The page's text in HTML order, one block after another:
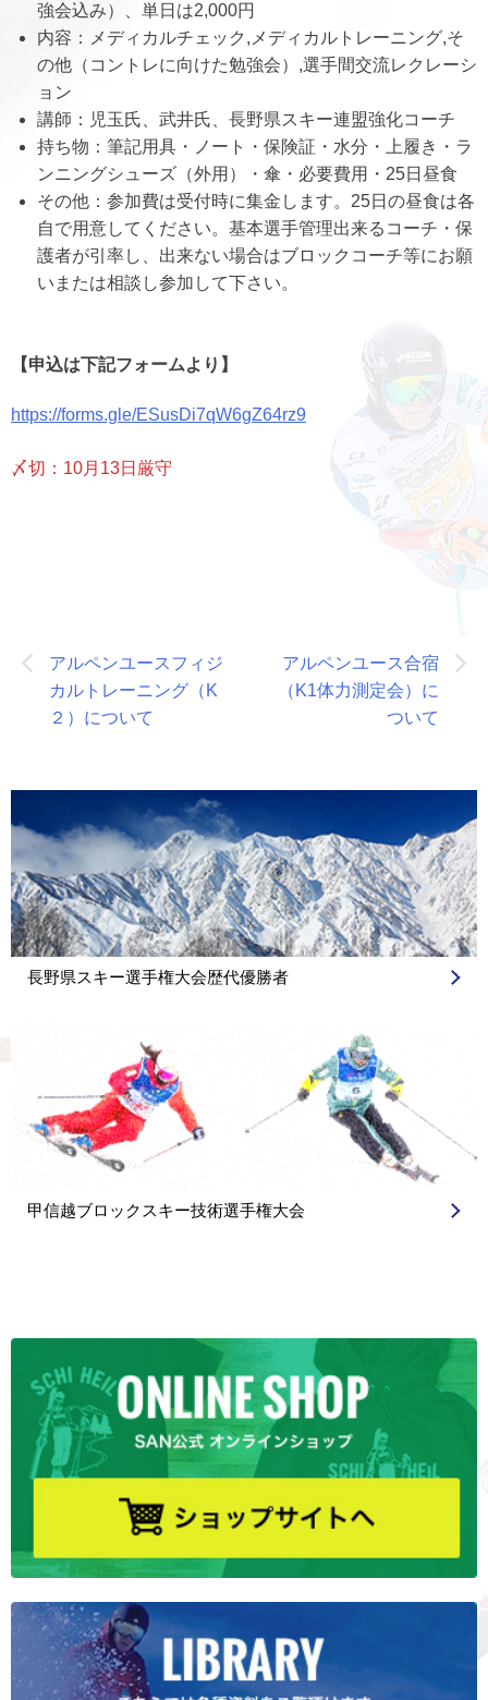
強会込み）、単日は2,000円
内容：メディカルチェック,メディカルトレーニング,そ
の他（コントレに向けた勉強会）,選手間交流レクレーシ
ョン
講師：児玉氏、武井氏、長野県スキー連盟強化コーチ
持ち物：筆記用具・ノート・保険証・水分・上履き・ラ
ンニングシューズ（外用）・傘・必要費用・25日昼食
その他：参加費は受付時に集金します。25日の昼食は各
自で用意してください。基本選手管理出来るコーチ・保
護者が引率し、出来ない場合はブロックコーチ等にお願
いまたは相談し参加して下さい。
【申込は下記フォームより】
https://forms.gle/ESusDi7qW6gZ64rz9
〆切：10月13日厳守
稿
ゲ
ー
シ
ョ
ン
アルペンユースフィジ
カルトレーニング（K
２）について
アルペンユース合宿
（K1体力測定会）に
ついて
長野県スキー選手権大会歴代優勝者
甲信越ブロックスキー技術選手権大会